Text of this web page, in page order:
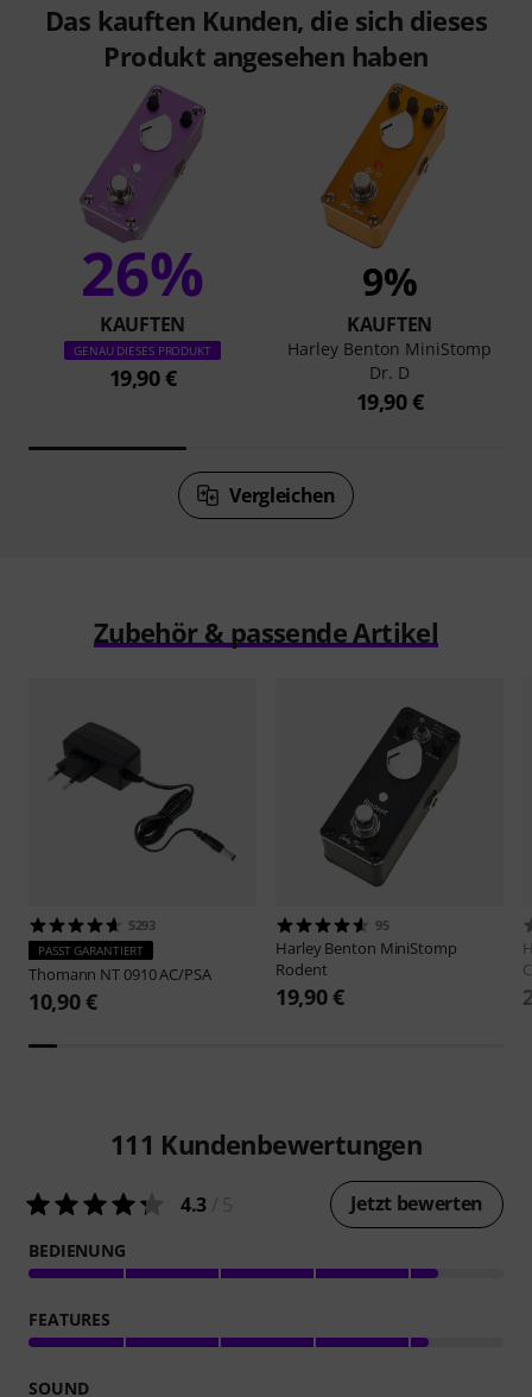
Das kauften Kunden, die sich dieses
Produkt angesehen haben
26%
KAUFTEN
GENAU DIESES PRODUKT
19,90 €
9%
KAUFTEN
Harley Benton MiniStomp
Dr. D
19,90 €
Vergleichen
Zubehör & passende Artikel
5293
PASST GARANTIERT
Thomann NT 0910 AC/PSA
10,90 €
95
Harley Benton MiniStomp
Rodent
19,90 €
111 Kundenbewertungen
4.3 Jetzt bewerten
BEDIENUNG
FEATURES
SOUND